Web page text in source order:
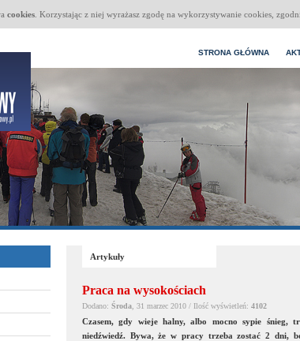
cookies. Korzystając z niej wyrażasz zgodę na wykorzystywanie cookies,
STRONA GŁÓWNA
Artykuły
Praca na wysokościach
Dodano: Środa , 31 marzec 2010 / Ilość wyświetleń: 4102
Czasem, gdy wieje halny, albo mocno sypie śnieg,
niedźwiedź. Bywa, że w pracy trzeba zostać 2 dni,